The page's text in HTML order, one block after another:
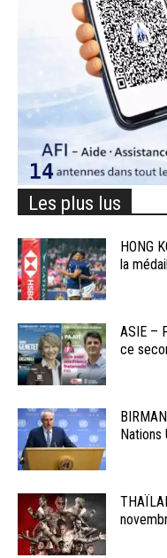
Les plus lus
HONG
la
ASIE –
ce
Nations